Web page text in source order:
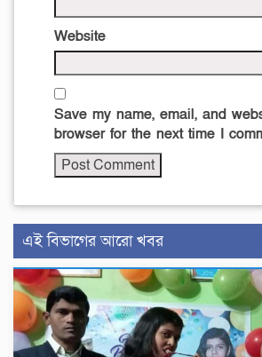
Website
Save my name, email, and
browser for the next time I
এই বিভাগের আরো খবর